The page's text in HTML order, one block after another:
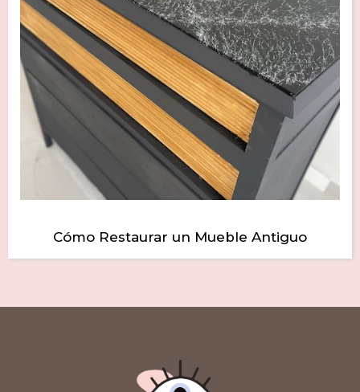
Cómo Restaurar un Mueble Antiguo